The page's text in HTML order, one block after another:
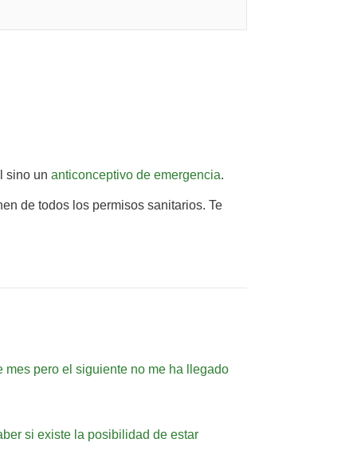
sino un anticonceptivo de emergencia.
de todos los permisos sanitarios. Te
pero el siguiente no me ha llegado
si existe la posibilidad de estar